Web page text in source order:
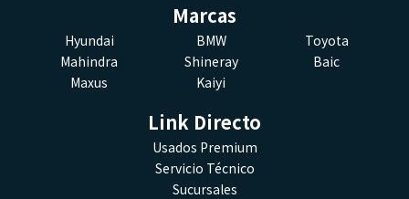
Marcas
Hyundai BMW
Toyota
Mahindra
Shineray
Baic
Maxus
Kaiyi
Link Directo
Usados Premium
Servicio Técnico
Sucursales